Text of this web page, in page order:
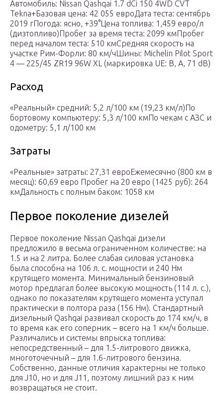
Автомобиль: Nissan Qashqai 1.7 dCi 150 4WD CVT
Tekna+Базовая цена: 42 055 евроДата теста: сентябрь
2019 гПогода: ясно, +39°Цена топлива: 1,459 евро/л
(дизтопливо)Пробег за время теста: 2099 кмПробег
перед началом теста: 510 кмСредняя скорость на
участке Рим-Форли: 80 км/чШины: Michelin Pilot Sport
4 — 225/45 ZR19 96W XL (маркировка UE: B, A, 71 dB)
Расход
«Реальный» средний: 5,2 л/100 км (19,23 км/л)По
бортовому компьютеру: 5,3 л/100 кмПо чекам с АЗС и
одометру: 5,1 л/100 км
Затраты
«Реальные» затраты: 27,31 евроЕжемесячно (800 км в
месяц): 60,69 евро Пробег на 20 евро (1425 руб): 264
кмДальность с полным баком: 1058 км
Первое поколение дизелей
Первое поколение Nissan Qashqai дизели
предложило в весьма ограниченном количестве: на
1.5 и на 2 литра. Более слабая силовая установка
была способна на 106 л. с. мощности и 240 Нм
крутящего момента. Минимальный бензиновый
мотор предлагал более высокую мощность (114 л. с.),
однако по показателям крутящего момента уступал
практически в полтора раза (156 Нм). Стандартный
дизельный Qashqai развивал скорость до 174 км/ч, в
то время как его соперник – всего на 1 км/ч больше.
Различались и системы впрыска топлива:
непосредственный – для 1.5-литрового движка,
многоточечный – для 1.6-литрового бензина.
Собственно, данные отличия характерны не только
для J10, но и для J11, поэтому лишний раз к ним
возвращаться не стоит.